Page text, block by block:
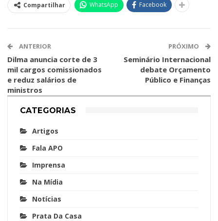
Compartilhar WhatsApp Facebook
ANTERIOR
Dilma anuncia corte de 3
mil cargos comissionados
e reduz salários de
ministros
PRÓXIMO
Seminário Internacional
debate Orçamento
Público e Finanças
CATEGORIAS
Artigos
Fala APO
Imprensa
Na Mídia
Notícias
Prata Da Casa